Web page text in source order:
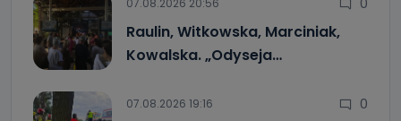
07.08.2026 20:56
Raulin, Witkowska, Marciniak,
Kowalska. „Odyseja…
07.08.2026 19:16 0